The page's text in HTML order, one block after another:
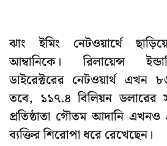
ঝাং ইমিং নেটওয়ার্থে
আম্বানিকে। রিলায়েন্স
ডাইরেক্টরের নেটওয়ার্থ এখন
তবে, ১১৭.৪ বিলিয়ন ডলারের
প্রতিষ্ঠাতা গৌতম আদানি এখনও
ব্যক্তির শিরোপা ধরে রেখেছেন।